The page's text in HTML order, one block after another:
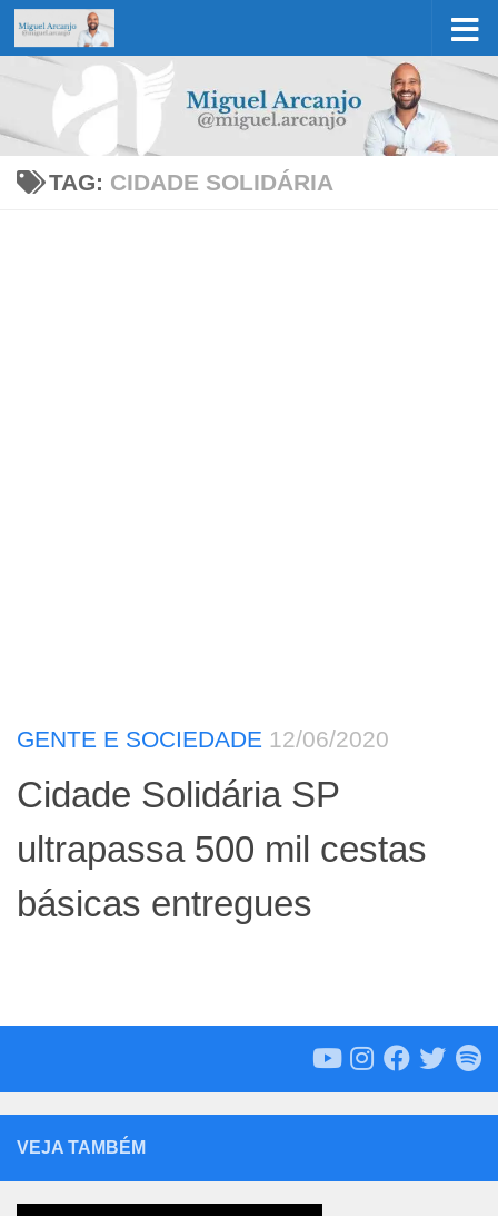
Skip to content
TAG: CIDADE SOLIDÁRIA
GENTE E SOCIEDADE 12/06/2020
Cidade Solidária SP
ultrapassa 500 mil cestas
básicas entregues
VEJA TAMBÉM